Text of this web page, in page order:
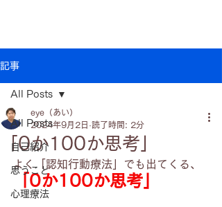
記事
All Posts
自己紹介
思うこと
心理療法
All Posts
「0か100か思考」
eye（あい）
2024年9月2日 読了時間: 2分
よく「認知行動療法」でも出てくる、
「0か100か思考」